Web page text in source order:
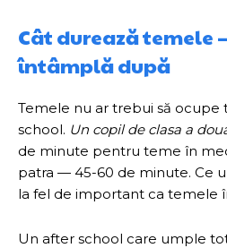
Cât durează temele
întâmplă după
Temele nu ar trebui să
school. Un copil de clasa a
de minute pentru teme în
patra — 45-60 de minute. Ce
la fel de important ca temele
Un after school care umple